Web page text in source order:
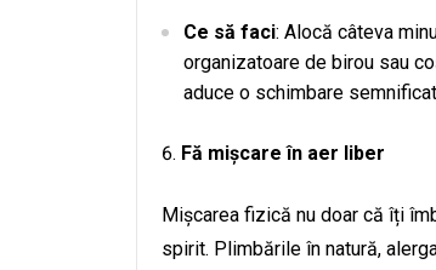
Ce să faci: Alocă câteva
organizatoare de birou sau
aduce o schimbare
Fă mișcare în aer liber
Mișcarea fizică nu doar că îți
spirit. Plimbările în natură,